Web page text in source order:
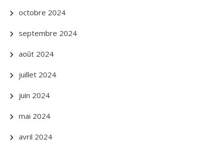
octobre 2024
septembre 2024
août 2024
juillet 2024
juin 2024
mai 2024
avril 2024